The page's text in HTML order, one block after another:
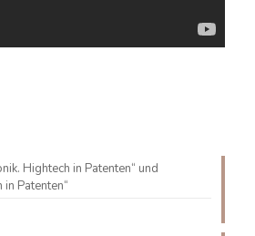
Hightech in Patenten“ und
Patenten“